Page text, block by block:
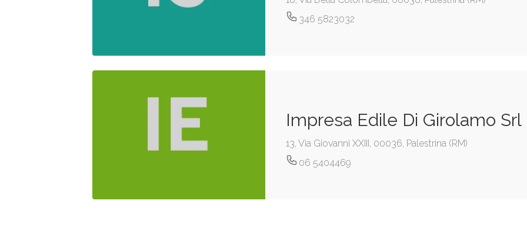
346 5823032
Impresa Edile Di Girolamo Srl
13, Via Giovanni XXIII, 00036, Palestrina (RM)
06 5404469